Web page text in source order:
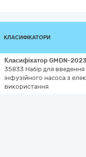
КЛАСИФІКАТОРИ
Класифікатор GMDN-2023
35833 Набір для введення
інфузійного насоса з
використання